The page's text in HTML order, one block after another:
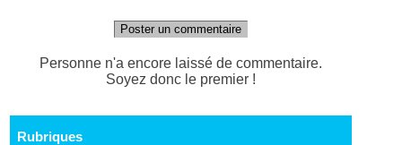
Poster un commentaire
Personne n'a encore laissé de commentaire.
Soyez donc le premier !
Rubriques